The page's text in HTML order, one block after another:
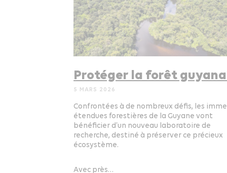
Protéger la forêt
5 MARS 2026
Confrontées à de nombreux défis, les
étendues forestières de la Guyane vont
bénéficier d’un nouveau laboratoire de
recherche, destiné à préserver ce précieux
écosystème.
Avec près…